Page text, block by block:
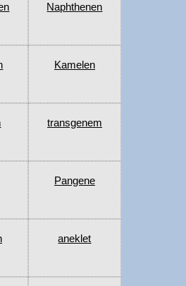
Naphthenen
Kamelen
transgenem
Pangene
aneklet